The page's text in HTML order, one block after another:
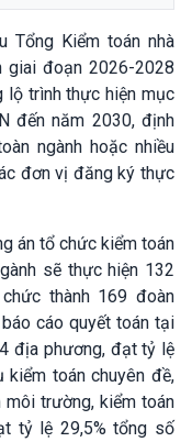
Tổng Kiểm toán nhà
giai đoạn 2026-2028
lộ trình thực hiện mục
đến năm 2030, định
ngành hoặc nhiều
đơn vị đăng ký thực
án tổ chức kiểm toán
sẽ thực hiện 132
thành 169 đoàn
cáo quyết toán tại
địa phương, đạt tỷ lệ
toán chuyên đề,
trường, kiểm toán
tỷ lệ 29,5% tổng số